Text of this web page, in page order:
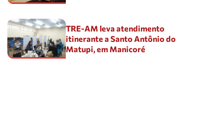
TRE-AM leva atendimento
itinerante a Santo Antônio do
Matupi, em Manicoré